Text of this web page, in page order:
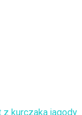
z kurczaka jagody